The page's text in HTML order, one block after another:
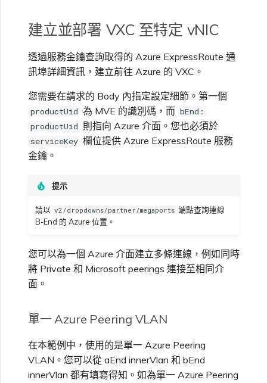
建立並部署 VXC 至特定 vNIC
透過服務金鑰查詢取得的 Azure ExpressRoute 通
訊埠詳細資訊，建立前往 Azure 的 VXC。
您需要在請求的 Body 內指定設定細節。第一個
productUid 為 MVE 的識別碼，而 bEnd:
productUid 則指向 Azure 介面。您也必須於
serviceKey 欄位提供 Azure ExpressRoute 服務
金鑰。
提示
請以 v2/dropdowns/partner/megaports 端點查詢連線
B-End 的 Azure 位置。
您可以為一個 Azure 介面建立多條連線，例如同時
將 Private 和 Microsoft peerings 連接至相同介
面。
單一 Azure Peering VLAN
在本範例中，使用的是單一 Azure Peering
VLAN。您可以從 aEnd innerVlan 和 bEnd
innerVlan 都有填寫得知。如為單一 Azure Peering